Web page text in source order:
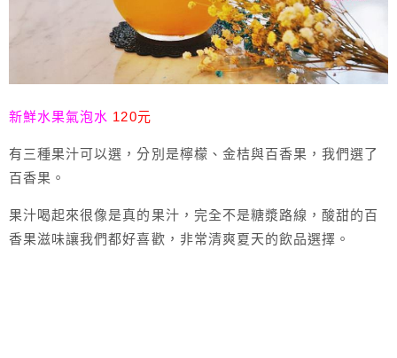
新鮮水果氣泡水 120元
有三種果汁可以選，分別是檸檬、金桔與百香果，我們選了
百香果。
果汁喝起來很像是真的果汁，完全不是糖漿路線，酸甜的百
香果滋味讓我們都好喜歡，非常清爽夏天的飲品選擇。